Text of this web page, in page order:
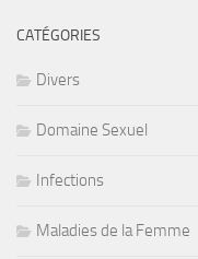
CATÉGORIES
Divers
Domaine Sexuel
Infections
Maladies de la Femme